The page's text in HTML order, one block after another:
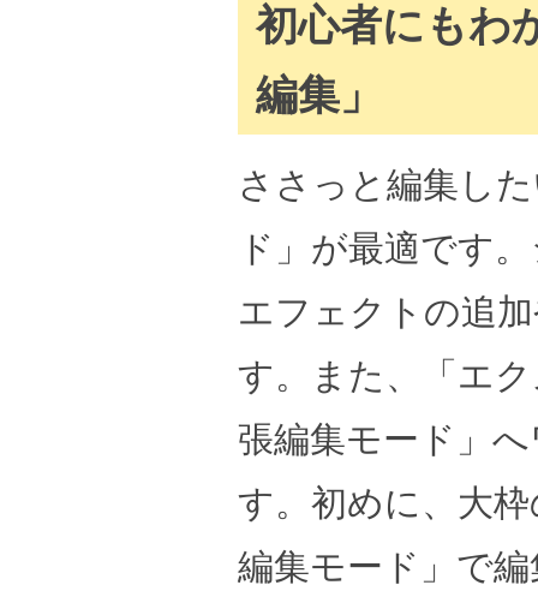
初心者にもわ
編集」
ささっと編集し
ド」が最適です
エフェクトの追
す。また、「エ
張編集モード」
す。初めに、大
編集モード」で